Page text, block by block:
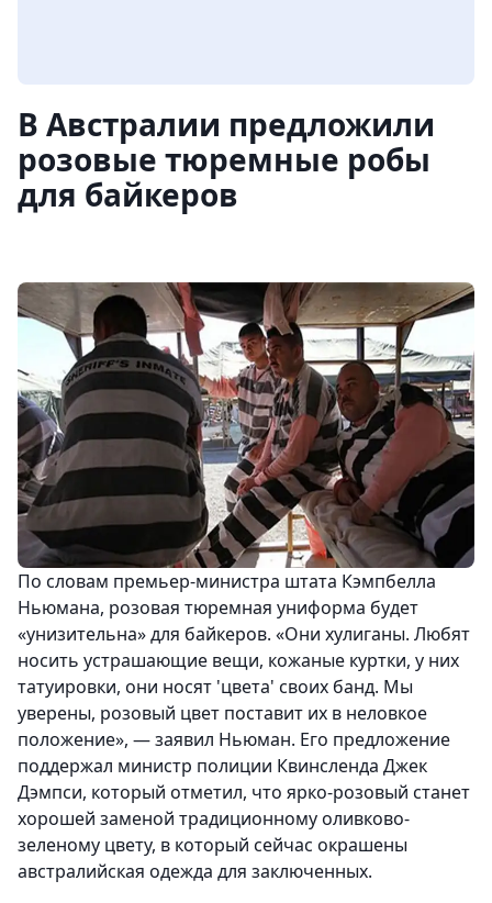
В Австралии предложили
розовые тюремные робы
для байкеров
По словам премьер-министра штата Кэмпбелла
Ньюмана, розовая тюремная униформа будет
«унизительна» для байкеров. «Они хулиганы. Любят
носить устрашающие вещи, кожаные куртки, у них
татуировки, они носят 'цвета' своих банд. Мы
уверены, розовый цвет поставит их в неловкое
положение», — заявил Ньюман. Его предложение
поддержал министр полиции Квинсленда Джек
Дэмпси, который отметил, что ярко-розовый станет
хорошей заменой традиционному оливково-
зеленому цвету, в который сейчас окрашены
австралийская одежда для заключенных.